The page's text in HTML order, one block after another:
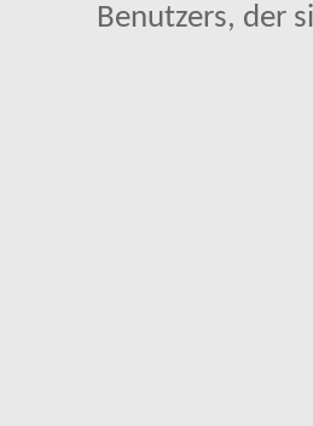
Benutzers, der